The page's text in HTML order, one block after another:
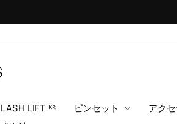
LASH LIFT ᴷᴿ ピンセット アク